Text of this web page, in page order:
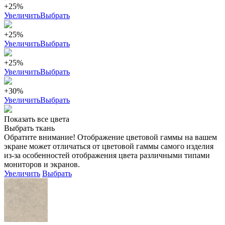
+25%
УвеличитьВыбрать
+25%
УвеличитьВыбрать
+25%
УвеличитьВыбрать
+30%
УвеличитьВыбрать
Показать все цвета
Выбрать ткань
Обратите внимание! Отображение цветовой гаммы на вашем
экране может отличаться от цветовой гаммы самого изделия
из-за особенностей отображения цвета различными типами
мониторов и экранов.
Увеличить Выбрать